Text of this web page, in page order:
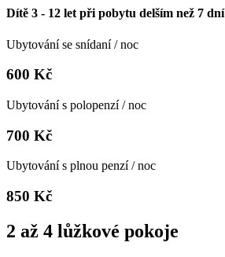
Dítě 3 - 12 let při pobytu delším než 7 dní
Ubytování se snídaní / noc
600 Kč
Ubytování s polopenzí / noc
700 Kč
Ubytování s plnou penzí / noc
850 Kč
2 až 4 lůžkové pokoje​